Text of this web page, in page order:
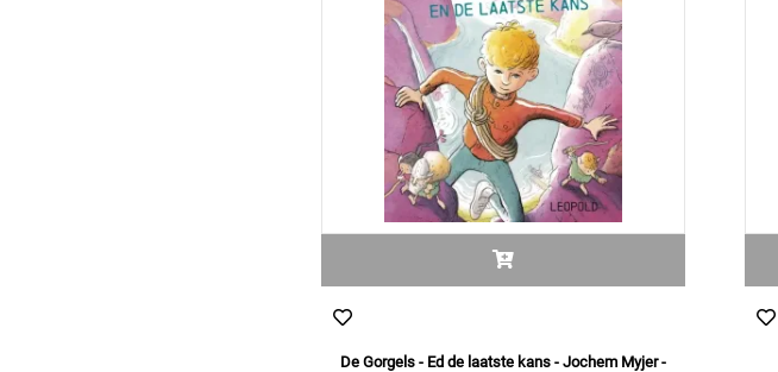
De Gorgels - Ed de laatste kans - Jochem Myjer -